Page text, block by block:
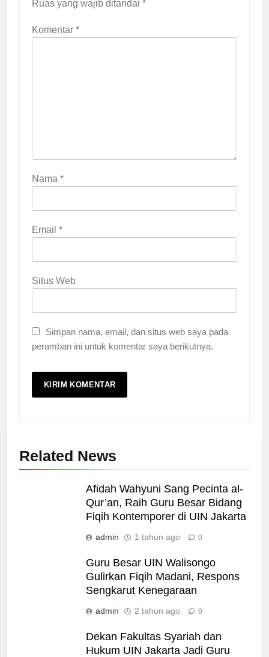
Ruas yang wajib ditandai *
Komentar *
Nama *
Email *
Situs Web
Simpan nama, email, dan situs web saya pada
peramban ini untuk komentar saya berikutnya.
Related News
Afidah Wahyuni Sang Pecinta al-
Qur’an, Raih Guru Besar Bidang
Fiqih Kontemporer di UIN Jakarta
admin 1 tahun ago 0
Guru Besar UIN Walisongo
Gulirkan Fiqih Madani, Respons
Sengkarut Kenegaraan
admin 2 tahun ago 0
Dekan Fakultas Syariah dan
Hukum UIN Jakarta Jadi Guru